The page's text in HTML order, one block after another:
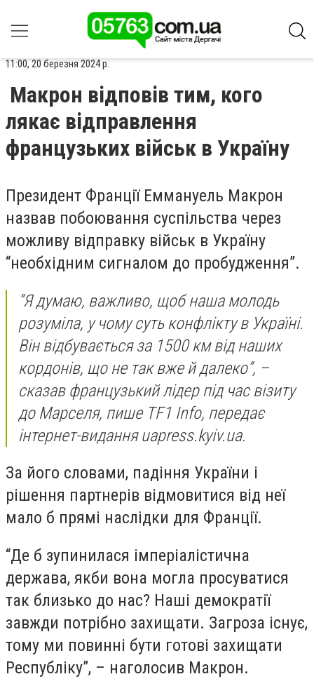
11:00, 20 березня 2024 р.
Макрон відповів тим, кого
лякає відправлення
французьких військ в Україну
Президент Франції Еммануель Макрон
назвав побоювання суспільства через
можливу відправку військ в Україну
“необхідним сигналом до пробудження”.
“Я думаю, важливо, щоб наша молодь
розуміла, у чому суть конфлікту в Україні.
Він відбувається за 1500 км від наших
кордонів, що не так вже й далеко”, –
сказав французький лідер під час візиту
до Марселя, пише TF1 Info, передає
інтернет-видання uapress.kyiv.ua.
За його словами, падіння України і
рішення партнерів відмовитися від неї
мало б прямі наслідки для Франції.
“Де б зупинилася імперіалістична
держава, якби вона могла просуватися
так близько до нас? Наші демократії
завжди потрібно захищати. Загроза існує,
тому ми повинні бути готові захищати
Республіку”, – наголосив Макрон.